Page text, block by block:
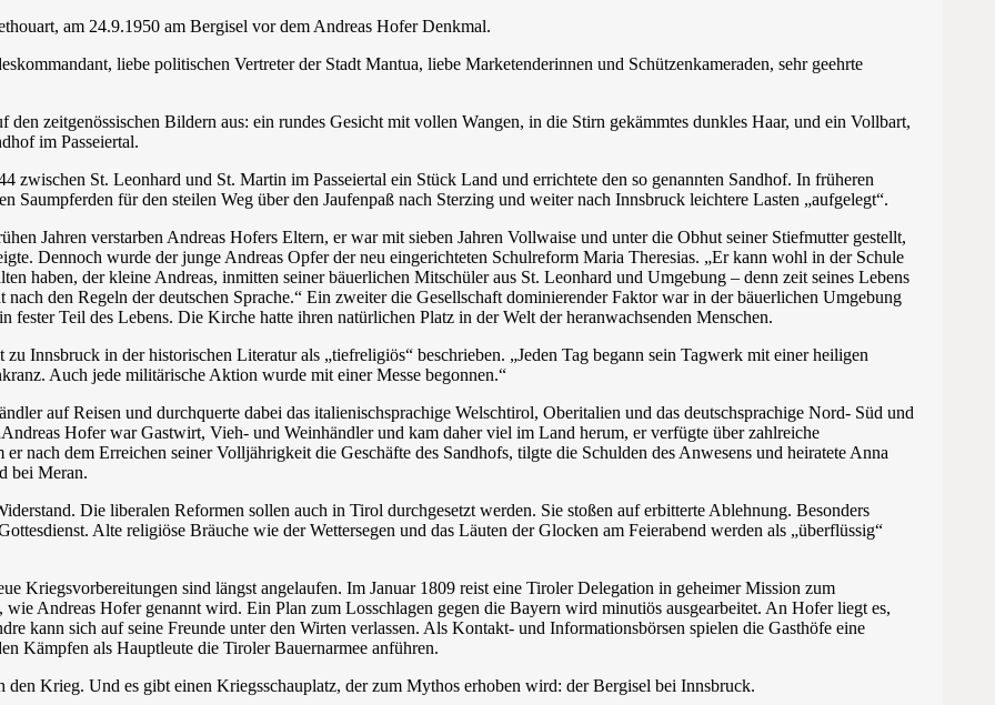
am 24.9.1950 am Bergisel vor dem Andreas Hofer Denkmal.
liebe politischen Vertreter der Stadt Mantua, liebe Marketenderinnen und Schützenkameraden, sehr geehrte
den zeitgenössischen Bildern aus: ein rundes Gesicht mit vollen Wangen, in die Stirn gekämmtes dunkles Haar, und ein Vollbart,
im Passeiertal.
zwischen St. Leonhard und St. Martin im Passeiertal ein Stück Land und errichtete den so genannten Sandhof. In früheren
Saumpferden für den steilen Weg über den Jaufenpaß nach Sterzing und weiter nach Innsbruck leichtere Lasten „aufgelegt“.
Jahren verstarben Andreas Hofers Eltern, er war mit sieben Jahren Vollwaise und unter die Obhut seiner Stiefmutter gestellt,
Dennoch wurde der junge Andreas Opfer der neu eingerichteten Schulreform Maria Theresias. „Er kann wohl in der Schule
haben, der kleine Andreas, inmitten seiner bäuerlichen Mitschüler aus St. Leonhard und Umgebung – denn zeit seines Lebens
nach den Regeln der deutschen Sprache.“ Ein zweiter die Gesellschaft dominierender Faktor war in der bäuerlichen Umgebung
fester Teil des Lebens. Die Kirche hatte ihren natürlichen Platz in der Welt der heranwachsenden Menschen.
Innsbruck in der historischen Literatur als „tiefreligiös“ beschrieben. „Jeden Tag begann sein Tagwerk mit einer heiligen
Auch jede militärische Aktion wurde mit einer Messe begonnen.“
auf Reisen und durchquerte dabei das italienischsprachige Welschtirol, Oberitalien und das deutschsprachige Nord- Süd und
Hofer war Gastwirt, Vieh- und Weinhändler und kam daher viel im Land herum, er verfügte über zahlreiche
nach dem Erreichen seiner Volljährigkeit die Geschäfte des Sandhofs, tilgte die Schulden des Anwesens und heiratete Anna
bei Meran.
Die liberalen Reformen sollen auch in Tirol durchgesetzt werden. Sie stoßen auf erbitterte Ablehnung. Besonders
Alte religiöse Bräuche wie der Wettersegen und das Läuten der Glocken am Feierabend werden als „überflüssig“
Kriegsvorbereitungen sind längst angelaufen. Im Januar 1809 reist eine Tiroler Delegation in geheimer Mission zum
wie Andreas Hofer genannt wird. Ein Plan zum Losschlagen gegen die Bayern wird minutiös ausgearbeitet. An Hofer liegt es,
kann sich auf seine Freunde unter den Wirten verlassen. Als Kontakt- und Informationsbörsen spielen die Gasthöfe eine
Kämpfen als Hauptleute die Tiroler Bauernarmee anführen.
den Krieg. Und es gibt einen Kriegsschauplatz, der zum Mythos erhoben wird: der Bergisel bei Innsbruck.